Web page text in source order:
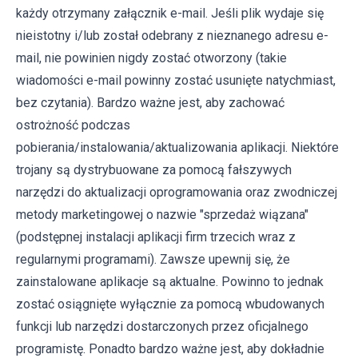
każdy otrzymany załącznik e-mail. Jeśli plik wydaje się
nieistotny i/lub został odebrany z nieznanego adresu e-
mail, nie powinien nigdy zostać otworzony (takie
wiadomości e-mail powinny zostać usunięte natychmiast,
bez czytania). Bardzo ważne jest, aby zachować
ostrożność podczas
pobierania/instalowania/aktualizowania aplikacji. Niektóre
trojany są dystrybuowane za pomocą fałszywych
narzędzi do aktualizacji oprogramowania oraz zwodniczej
metody marketingowej o nazwie "sprzedaż wiązana"
(podstępnej instalacji aplikacji firm trzecich wraz z
regularnymi programami). Zawsze upewnij się, że
zainstalowane aplikacje są aktualne. Powinno to jednak
zostać osiągnięte wyłącznie za pomocą wbudowanych
funkcji lub narzędzi dostarczonych przez oficjalnego
programistę. Ponadto bardzo ważne jest, aby dokładnie